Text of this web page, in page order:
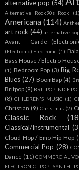
alternative pop (54)
Alternative Rock90s Rock
(1)
Americana (114)
art rock (44) arternative pop
Avant - Garde
(Electronic).Electronic (1)
Bass House / Electro House
(1) Bedroom Pop (3) Big
Blues (27) BoomBap (4)
Britpop (9) BRITPOP INDIE
(8) CHILDREN'S MUSIC (1)
Christian (9) Christmas (2)
Classic Rock
Classical/Instrumental
Cloud Hop / Emo Hip-Hop
Commercial Pop (28)
Dance (11) COMMERCIAL
ELECTRONIC POP SYNTH